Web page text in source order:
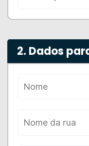
2. Dados